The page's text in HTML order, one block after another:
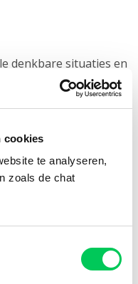
cookies
te analyseren,
zoals de chat
denkbare situaties en
de beste
en er een hoge mate
kracht en waarde